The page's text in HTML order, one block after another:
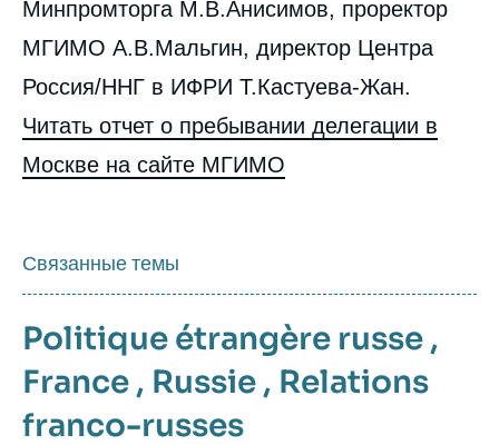
Минпромторга М.В.Анисимов, проректор
МГИМО А.В.Мальгин, директор Центра
Россия/ННГ в ИФРИ Т.Кастуева-Жан.
Читать отчет о пребывании делегации в
Москве на сайте МГИМО
Связанные темы
Politique étrangère russe ,
France , Russie , Relations
franco-russes